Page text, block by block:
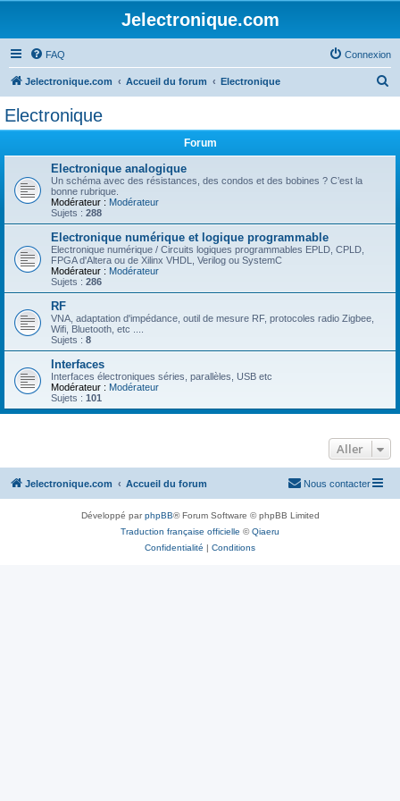
Jelectronique.com
FAQ Connexion
Jelectronique.com Accueil du forum Electronique
Electronique
Forum
Electronique analogique
Un schéma avec des résistances, des condos et des bobines ? C’est la
bonne rubrique.
Modérateur : Modérateur
Sujets : 288
Electronique numérique et logique programmable
Electronique numérique / Circuits logiques programmables EPLD, CPLD,
FPGA d'Altera ou de Xilinx VHDL, Verilog ou SystemC
Modérateur : Modérateur
Sujets : 286
RF
VNA, adaptation d'impédance, outil de mesure RF, protocoles radio Zigbee,
Wifi, Bluetooth, etc ....
Sujets : 8
Interfaces
Interfaces électroniques séries, parallèles, USB etc
Modérateur : Modérateur
Sujets : 101
Aller
Jelectronique.com Accueil du forum Nous contacter
Développé parphpBB® Forum Software © phpBB Limited
Traduction française officielle ©Qiaeru
Confidentialité | Conditions